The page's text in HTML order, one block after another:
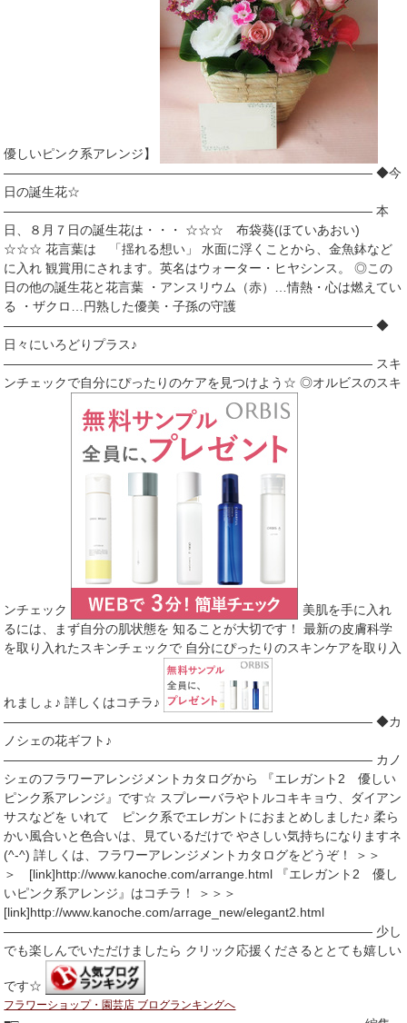
優しいピンク系アレンジ】
――――――――――――――――――――――――――――― ◆今
日の誕生花☆
――――――――――――――――――――――――――――― 本
日、８月７日の誕生花は・・・ ☆☆☆ 布袋葵(ほていあおい)
☆☆☆ 花言葉は 「揺れる想い」 水面に浮くことから、金魚鉢など
に入れ 観賞用にされます。英名はウォーター・ヒヤシンス。 ◎この
日の他の誕生花と花言葉 ・アンスリウム（赤）…情熱・心は燃えてい
る ・ザクロ…円熟した優美・子孫の守護
――――――――――――――――――――――――――――― ◆
日々にいろどりプラス♪
――――――――――――――――――――――――――――― スキ
ンチェックで自分にぴったりのケアを見つけよう☆ ◎オルビスのスキ
ンチェック
美肌を手に入れ
るには、まず自分の肌状態を 知ることが大切です！ 最新の皮膚科学
を取り入れたスキンチェックで 自分にぴったりのスキンケアを取り入
れましょ♪ 詳しくはコチラ♪
――――――――――――――――――――――――――――― ◆カ
ノシェの花ギフト♪
――――――――――――――――――――――――――――― カノ
シェのフラワーアレンジメントカタログから 『エレガント2 優しい
ピンク系アレンジ』です☆ スプレーバラやトルコキキョウ、ダイアン
サスなどを いれて ピンク系でエレガントにおまとめしました♪ 柔ら
かい風合いと色合いは、見ているだけで やさしい気持ちになりますネ
(^-^) 詳しくは、フラワーアレンジメントカタログをどうぞ！ ＞＞
＞ [link]http://www.kanoche.com/arrange.html 『エレガント2 優し
いピンク系アレンジ』はコチラ！ ＞＞＞
[link]http://www.kanoche.com/arrage_new/elegant2.html
――――――――――――――――――――――――――――― 少し
でも楽しんでいただけましたら クリック応援くださるととても嬉しい
です☆
フラワーショップ・園芸店 ブログランキングへ